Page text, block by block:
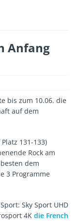
Anfang
bis zum 10.06. die
auf dem
131-133)
Rock am
dem
3 Programme
Sky Sport UHD
4K die French